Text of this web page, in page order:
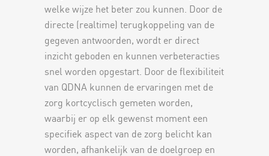
welke wijze het beter zou kunnen. Door de
directe (realtime) terugkoppeling van de
gegeven antwoorden, wordt er direct
inzicht geboden en kunnen verbeteracties
snel worden opgestart. Door de flexibiliteit
van QDNA kunnen de ervaringen met de
zorg kortcyclisch gemeten worden,
waarbij er op elk gewenst moment een
specifiek aspect van de zorg belicht kan
worden, afhankelijk van de doelgroep en